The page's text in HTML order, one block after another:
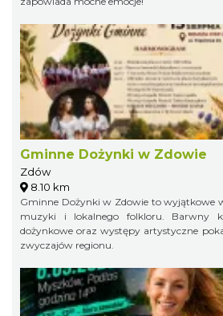
Gminne Dożynki w Zdowie
Zdów
8.10 km
Gminne Dożynki w Zdowie to wyjątkowe
muzyki i lokalnego folkloru. Barwny
dożynkowe oraz występy artystyczne
zwyczajów regionu.